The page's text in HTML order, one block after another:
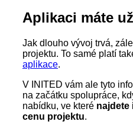
Aplikaci máte
Jak dlouho vývoj trvá,
projektu. To samé platí
aplikace.
V INITED vám ale tyto
na začátku spolupráce,
nabídku, ve které najdete
cenu projektu.